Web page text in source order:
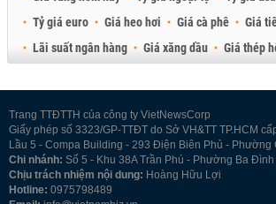
Tỷ giá euro
Giá heo hơi Giá cà phê
Giá
Lãi suất ngân hàng
Giá xăng dầu
Giá thép
Trang TTĐTTH của công ty VietNewsCorp
Giấy phép số 3323/GP-TTĐT do Sở VH&TT TP.HCM
Lầu 5 - Compa Building - 293 Điện Biên Phủ - Phường
Chi nhánh: Số 5 - Khu 38A Trần Phú - Phường Ba Đình
Chịu trách nhiệm nội dung: Hoàng Hữu Lợi
Hotline: 0975798489